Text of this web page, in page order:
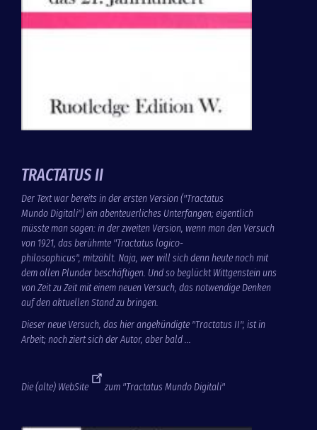
TRACTATUS II
Der Text war bereits in der ersten Version ("Tractatus
Mundo Digitali") ein abenteuerliches Unterfangen; eigentlich
müsste man sagen: in der zweiten Version, wenn man den Versuch
von 1921, das berühmte "Tractatus logico-
philosophicus", mitzählt. Naja, wer will sich denn heute noch mit
dem ollen Plunder beschäftigen. Und so beglückt Wittgenstein uns
von Zeit zu Zeit mit einem neuen Versuch, das notwendige Denken
auf den aktuellen Stand zu bringen.
Dieser neue Versuch, das hier angekündigte "Tractatus II", ist in
Arbeit; noch ziert sich der Autor, aber bald ...
Die (alte) WebSite zum "Tractatus Mundo Digitali"